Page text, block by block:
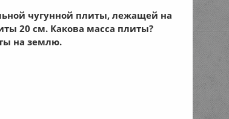
чугунной плиты, лежащей на
20 см. Какова масса плиты?
на землю.